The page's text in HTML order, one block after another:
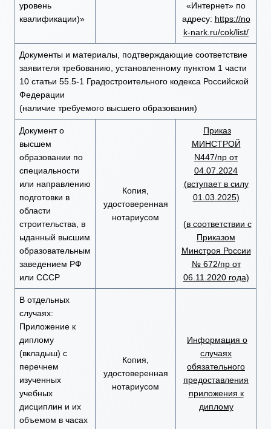
уровень
квалификации)»
«Интернет» по
адресу: https://no
k-nark.ru/cok/list/
Документы и материалы, подтверждающие соответствие
заявителя требованию, установленному пунктом 1 части
10 статьи 55.5-1 Градостроительного кодекса Российской
Федерации
(наличие требуемого высшего образования)
Документ о
высшем
образовании по
специальности
или направлению
подготовки в
области
строительства, в
ыданный высшим
образовательным
заведением РФ
или СССР
Копия,
удостоверенная
нотариусом
Приказ
МИНСТРОЙ
N447/пр от
04.07.2024
(вступает в силу
01.03.2025)
(в соответствии с
Приказом
Минстроя России
№ 672/пр от
06.11.2020 года)
В отдельных
случаях:
Приложение к
диплому
(вкладыш) с
перечнем
изученных
учебных
дисциплин и их
объемом в часах
Копия,
удостоверенная
нотариусом
Информация о
случаях
обязательного
предоставления
приложения к
диплому